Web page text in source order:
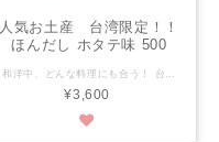
人気お土産 台湾限定！！
ほんだし ホタテ味 500
和洋中、どんな料理にも合う！ 台湾でしか売ってない噂のマジック調味料「ほんだしホタテ味」 【内容量】500ｇ 【保存方法】常温
¥3,600